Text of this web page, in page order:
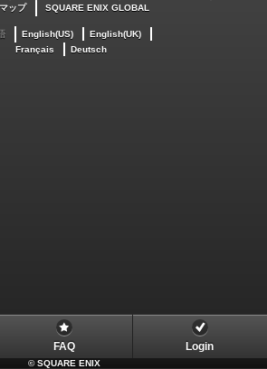
ップ
SQUARE ENIX GLOBAL
English(US)
English(UK)
Français
Deutsch
FAQ Login
©SQUARE ENIX